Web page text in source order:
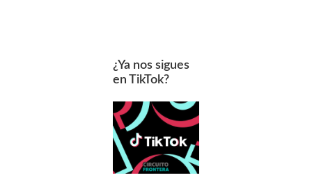
¿Ya nos sigues
en TikTok?